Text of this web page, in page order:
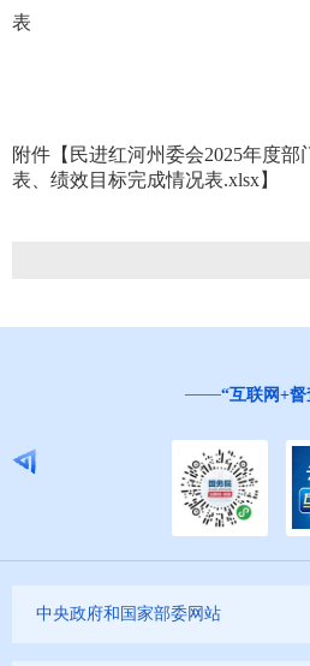
表
附件【 民进红河州委会2025年度
表、绩效目标完成情况表.xlsx】
“互联网+督
中央政府和国家部委网站